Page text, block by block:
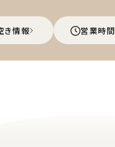
き情報 営業時間